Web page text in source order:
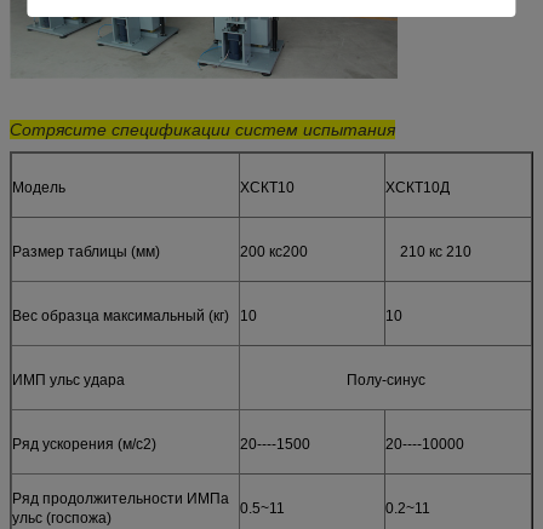
Сотрясите спецификации систем испытания
Модель ХСКТ10 ХСКТ10Д
Размер таблицы (мм) 200 кс200 210 кс 210
Вес образца максимальный (кг) 10 10
ИМП ульс удара Полу-синус
Ряд ускорения (м/с2) 20----1500 20----10000
Ряд продолжительности ИМПа
ульс (госпожа)
0.5~11 0.2~11